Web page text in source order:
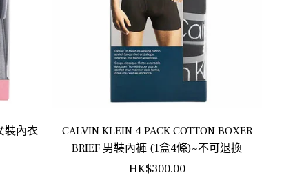
裝內衣
CALVIN KLEIN 4 PACK COTTON BOXER
BRIEF 男裝內褲 (1盒4條)~不可退換
正
HK$300.00